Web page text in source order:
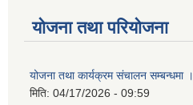
योजना तथा परियोजना
योजना तथा कार्यक्रम संचालन सम्बन्धमा ।
मिति: 04/17/2026 - 09:59